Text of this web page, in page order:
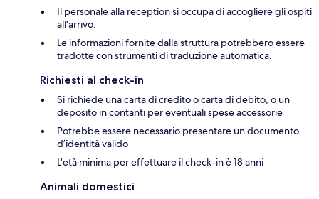
Il personale alla reception si occupa di accogliere gli ospiti
all'arrivo.
Le informazioni fornite dalla struttura potrebbero essere
tradotte con strumenti di traduzione automatica.
Richiesti al check-in
Si richiede una carta di credito o carta di debito, o un
deposito in contanti per eventuali spese accessorie
Potrebbe essere necessario presentare un documento
d’identità valido
L'età minima per effettuare il check-in è 18 anni
Animali domestici